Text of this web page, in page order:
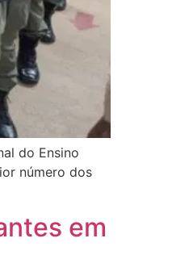
do Ensino
número dos
em